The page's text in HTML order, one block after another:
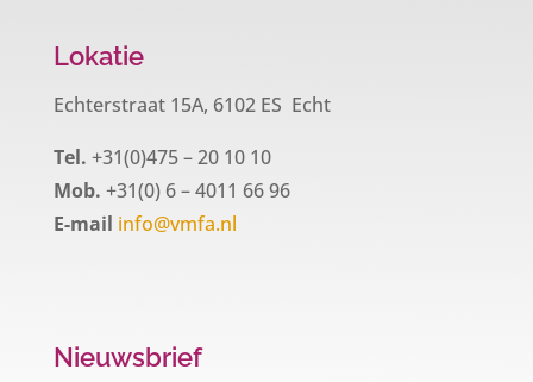
Lokatie
Echterstraat 15A, 6102 ES Echt
Tel. +31(0)475 – 20 10 10
Mob. +31(0) 6 – 4011 66 96
E-mail info@vmfa.nl
Nieuwsbrief